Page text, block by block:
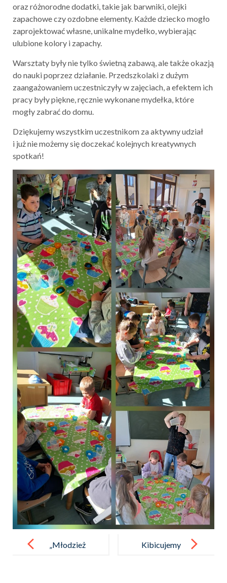
oraz różnorodne dodatki, takie jak barwniki, olejki
zapachowe czy ozdobne elementy. Każde dziecko mogło
zaprojektować własne, unikalne mydełko, wybierając
ulubione kolory i zapachy.
Warsztaty były nie tylko świetną zabawą, ale także okazją
do nauki poprzez działanie. Przedszkolaki z dużym
zaangażowaniem uczestniczyły w zajęciach, a efektem ich
pracy były piękne, ręcznie wykonane mydełka, które
mogły zabrać do domu.
Dziękujemy wszystkim uczestnikom za aktywny udział
i już nie możemy się doczekać kolejnych kreatywnych
spotkań!
navigation
„Młodzież
Kibicujemy